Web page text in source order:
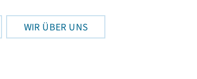
WIR ÜBER UNS